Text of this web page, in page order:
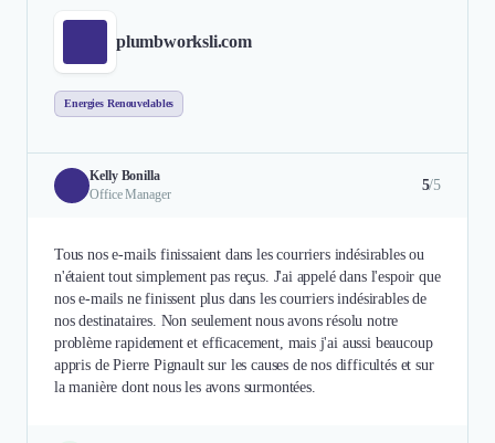
plumbworksli.com
Energies Renouvelables
Kelly Bonilla
Office Manager
5/5
Tous nos e-mails finissaient dans les courriers indésirables ou
n'étaient tout simplement pas reçus. J'ai appelé dans l'espoir que
nos e-mails ne finissent plus dans les courriers indésirables de
nos destinataires. Non seulement nous avons résolu notre
problème rapidement et efficacement, mais j'ai aussi beaucoup
appris de Pierre Pignault sur les causes de nos difficultés et sur
la manière dont nous les avons surmontées.